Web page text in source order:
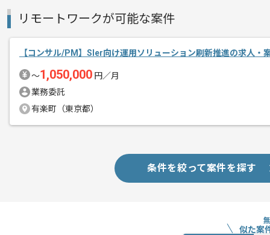
リモートワークが可能な案件
【コンサル/PM】SIer向け運用ソリューション刷新推進の求人・
〜1,050,000 円／月
業務委託
有楽町（東京都）
条件を絞って案件を探す
似た案